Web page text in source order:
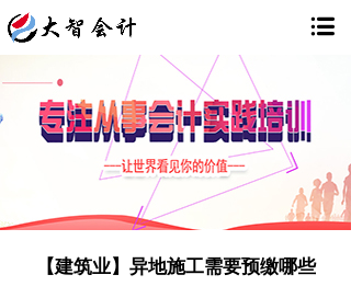
【建筑业】异地施工需要预缴哪些